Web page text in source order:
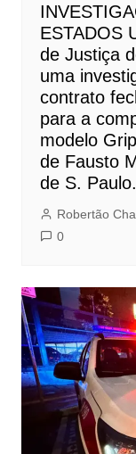
ESTADOS
de Justiça
uma
contrato
para a
modelo
de Fausto
de S. Paulo.
Robertão
0